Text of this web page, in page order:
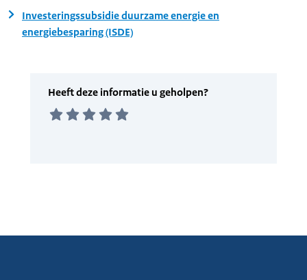
Investeringssubsidie duurzame energie en
energiebesparing (ISDE)